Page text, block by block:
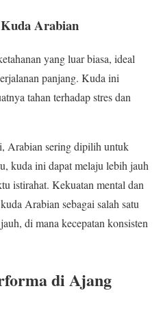
Arabian
yang luar biasa, ideal
panjang. Kuda ini
tahan terhadap stres dan
Arabian sering dipilih untuk
kuda ini dapat melaju lebih jauh
istirahat. Kekuatan mental dan
Arabian sebagai salah satu
di mana kecepatan konsisten
di Ajang